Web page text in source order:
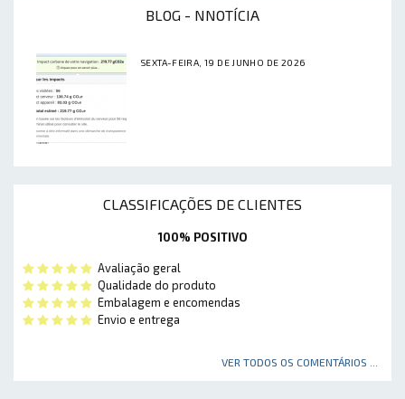
BLOG - NNOTÍCIA
SEXTA-FEIRA, 19 DE JUNHO DE 2026
CLASSIFICAÇÕES DE CLIENTES
100% POSITIVO
Avaliação geral
Qualidade do produto
Embalagem e encomendas
Envio e entrega
VER TODOS OS COMENTÁRIOS ...